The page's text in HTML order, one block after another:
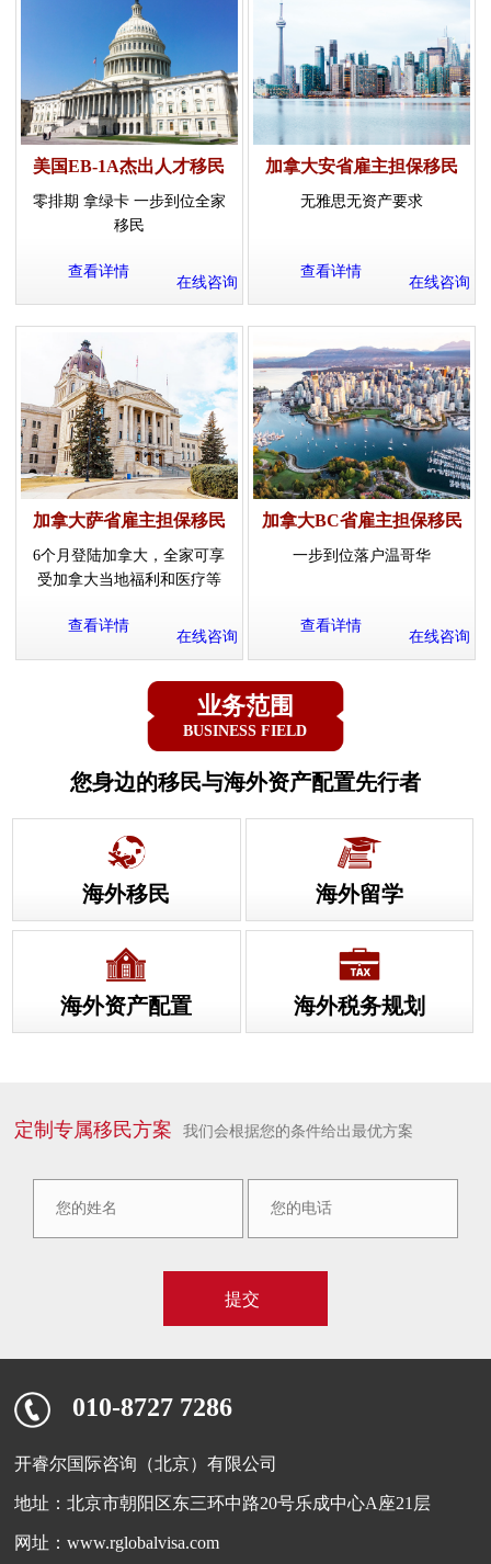
美国EB-1A杰出人才移民
零排期 拿绿卡 一步到位全家
移民
查看详情
在线咨询
加拿大安省雇主担保移民
无雅思无资产要求
查看详情
在线咨询
加拿大萨省雇主担保移民
6个月登陆加拿大，全家可享
受加拿大当地福利和医疗等
查看详情
在线咨询
加拿大BC省雇主担保移民
一步到位落户温哥华
查看详情
在线咨询
业务范围
BUSINESS FIELD
您身边的移民与海外资产配置先行者
海外移民 海外留学
海外资产配置 海外税务规划
定制专属移民方案 我们会根据您的条件给出最优方案
010-8727 7286
开睿尔国际咨询（北京）有限公司
地址：北京市朝阳区东三环中路20号乐成中心A座21层
网址：www.rglobalvisa.com